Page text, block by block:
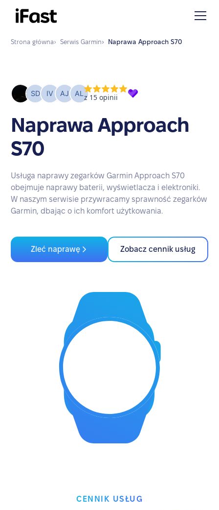
Strona główna› Serwis Garmin› Naprawa Approach S70
Naprawa Approach
S70
Usługa naprawy zegarków Garmin Approach S70
obejmuje naprawy baterii, wyświetlacza i elektroniki.
W naszym serwisie przywracamy sprawność zegarków
Garmin, dbając o ich komfort użytkowania.
Zleć naprawę Zobacz cennik usług
CENNIK USŁUG